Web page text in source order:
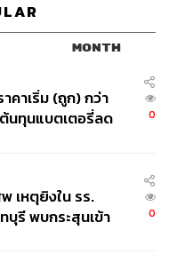
ำออกไปใช้ได้ หาก
รได้ เรื่องก็จะจบลง
พื้นที่ 3 จังหวัด
ง พล.ท.นรธิป โพนอก
ผู้ต้องหาลอบยิง
ณีแม่ทัพภาคที่ 4 เป็นอีก
MONTH
คาเริ่ม (ถูก) กว่า
นทุนแบตเตอรี่ลด
0
เหตุยิงใน รร.
บุรี พบกระสุนเข้า
0